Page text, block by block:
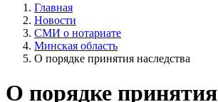
Главная
Новости
СМИ о нотариате
Минская область
О порядке принятия наследства
О порядке принятия